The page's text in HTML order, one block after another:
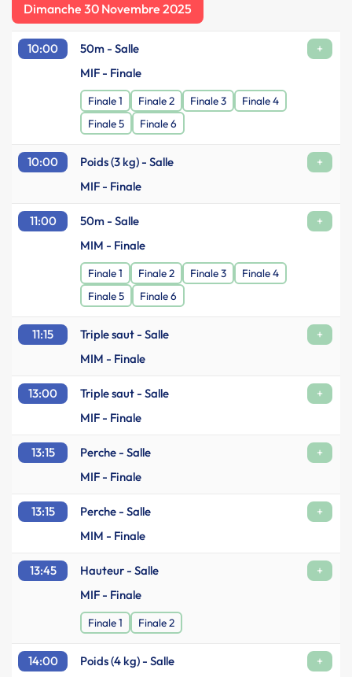
Dimanche 30 Novembre 2025
10:00 50m - Salle
+
MIF - Finale
Finale 1 Finale 2 Finale 3
Finale 4
Finale 5
Finale 6
10:00 Poids (3 kg) - Salle
+
MIF - Finale
11:00 50m - Salle
+
MIM - Finale
Finale 1 Finale 2 Finale 3
Finale 4
Finale 5
Finale 6
11:15 Triple saut - Salle
+
MIM - Finale
13:00 Triple saut - Salle
+
MIF - Finale
13:15 Perche - Salle
+
MIF - Finale
13:15 Perche - Salle
+
MIM - Finale
13:45 Hauteur - Salle
+
MIF - Finale
Finale 1 Finale 2
14:00 Poids (4 kg) - Salle
+